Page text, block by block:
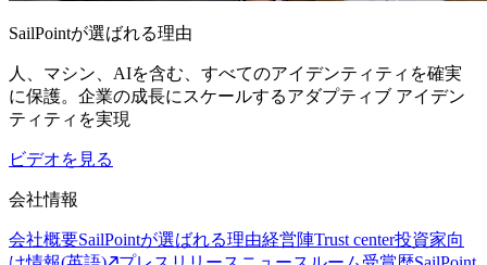
SailPointが選ばれる理由
人、マシン、AIを含む、すべてのアイデンティティを確実
に保護。企業の成長にスケールするアダプティブ アイデン
ティティを実現
ビデオを見る
会社情報
会社概要SailPointが選ばれる理由経営陣Trust center投資家向